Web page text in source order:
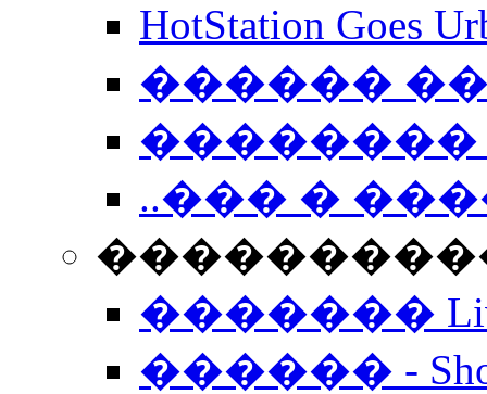
HotStation
������
��������
..��� �
����������
�������
������ -